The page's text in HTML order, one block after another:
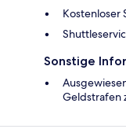
Kostenloser
Sonstige
Geldstrafen